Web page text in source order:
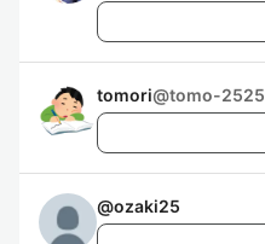
tomori@tomo-2525
@ozaki25